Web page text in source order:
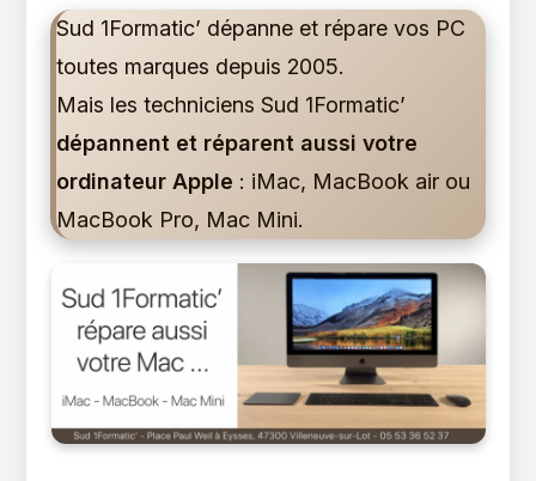
publication :
Sud 1Formatic’ dépanne et répare vos PC
toutes marques depuis 2005.
Mais les techniciens Sud 1Formatic’
dépannent et réparent aussi votre
ordinateur Apple : iMac, MacBook air ou
MacBook Pro, Mac Mini.